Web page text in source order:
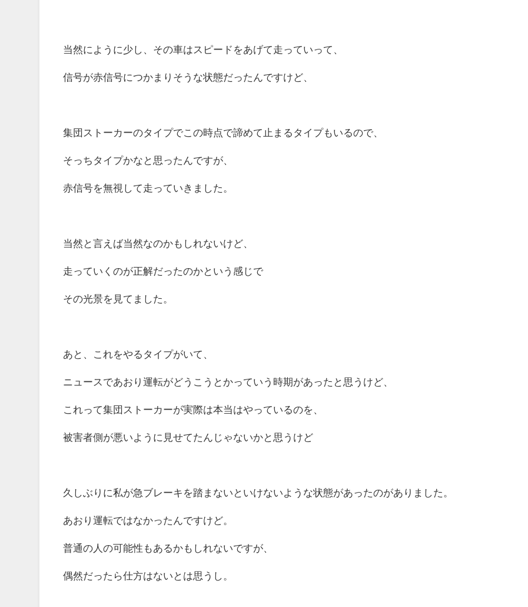
当然にように少し、その車はスピードをあげて走っていって、
信号が赤信号につかまりそうな状態だったんですけど、
集団ストーカーのタイプでこの時点で諦めて止まるタイプもいるので、
そっちタイプかなと思ったんですが、
赤信号を無視して走っていきました。
当然と言えば当然なのかもしれないけど、
走っていくのが正解だったのかという感じで
その光景を見てました。
あと、これをやるタイプがいて、
ニュースであおり運転がどうこうとかっていう時期があったと思うけど、
これって集団ストーカーが実際は本当はやっているのを、
被害者側が悪いように見せてたんじゃないかと思うけど
久しぶりに私が急ブレーキを踏まないといけないような状態があったのがありました。
あおり運転ではなかったんですけど。
普通の人の可能性もあるかもしれないですが、
偶然だったら仕方はないとは思うし。